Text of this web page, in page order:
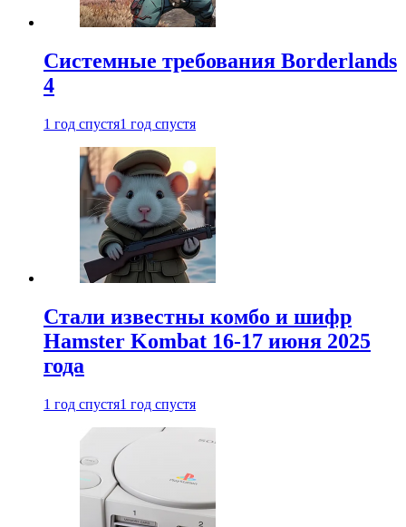
Системные требования Borderlands
4
1 год спустя1 год спустя
Стали известны комбо и шифр
Hamster Kombat 16-17 июня 2025
года
1 год спустя1 год спустя